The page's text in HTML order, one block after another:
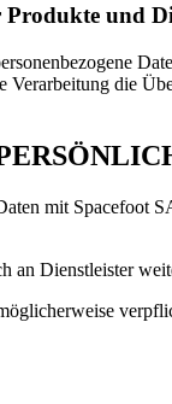
und
die
mit Spacefoot
an Dienstleister